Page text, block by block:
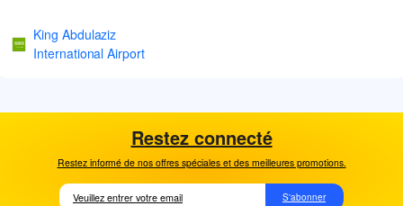
King Abdulaziz
International Airport
Restez connecté
Restez informé de nos offres spéciales et des meilleures promotions.
S'abonner